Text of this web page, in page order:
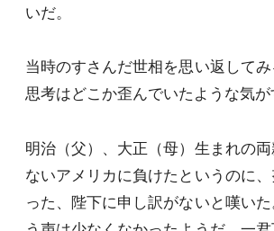
いだ。
当時のすさんだ世相を思い返して
思考はどこか歪んでいたような気が
明治（父）、大正（母）生まれの
ないアメリカに負けたというのに
った、陛下に申し訳がないと嘆い